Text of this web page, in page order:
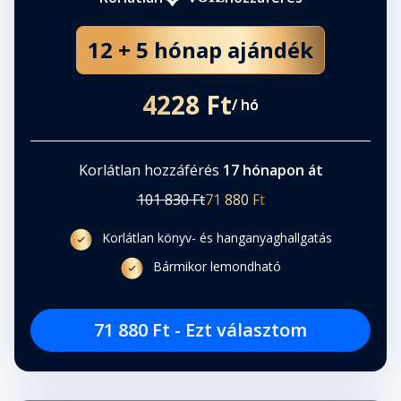
12 + 5 hónap ajándék
4228 Ft/ hó
Korlátlan hozzáférés 17 hónapon át
101 830 Ft71 880 Ft
Korlátlan könyv- és hanganyaghallgatás
Bármikor lemondható
71 880 Ft - Ezt választom